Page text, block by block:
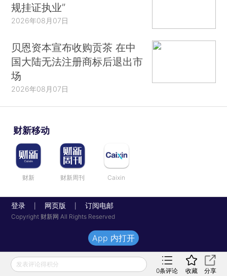
规挂证执业”
2026年08月07日
贝恩资本宣布收购贡茶 在中
国大陆无法注册商标后退出市
场
2026年08月07日
财新移动
财新 财新周刊 Caixin
登录 网页版 订阅电邮
Copyright 财新网 All Rights Reserved
发表评论得积分
0条评论 收藏 分享
App 内打开